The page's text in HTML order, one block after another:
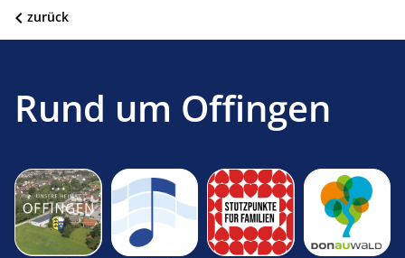
zurück
Rund um Offingen